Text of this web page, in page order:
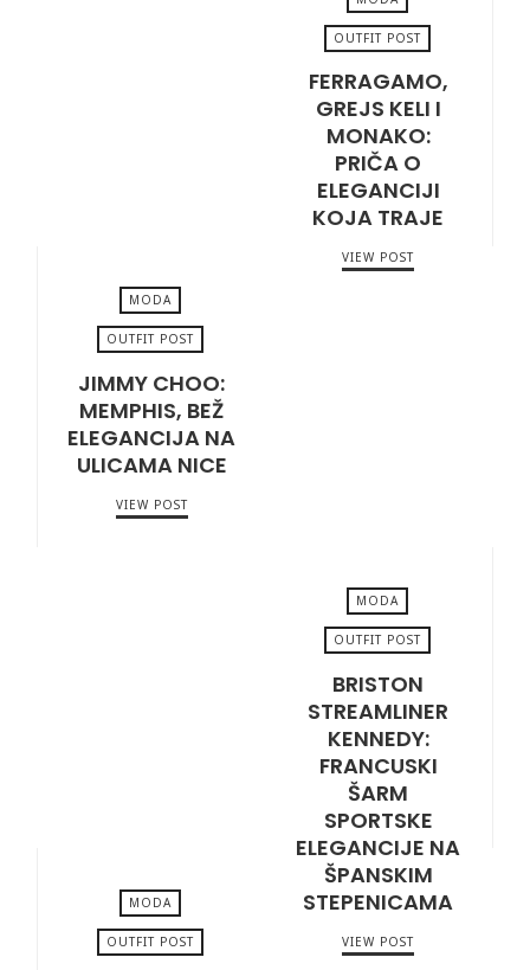
OUTFIT POST
FERRAGAMO,
GREJS KELI I
MONAKO:
PRIČA O
ELEGANCIJI
KOJA TRAJE
VIEW POST
MODA
OUTFIT POST
JIMMY CHOO:
MEMPHIS, BEŽ
ELEGANCIJA NA
ULICAMA NICE
VIEW POST
MODA
OUTFIT POST
BRISTON
STREAMLINER
KENNEDY:
FRANCUSKI
ŠARM
SPORTSKE
ELEGANCIJE NA
ŠPANSKIM
STEPENICAMA
VIEW POST
MODA
OUTFIT POST